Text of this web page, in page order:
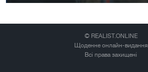
© REALIST.ONLINE
Щоденне онлайн-видання
Всі права захищені